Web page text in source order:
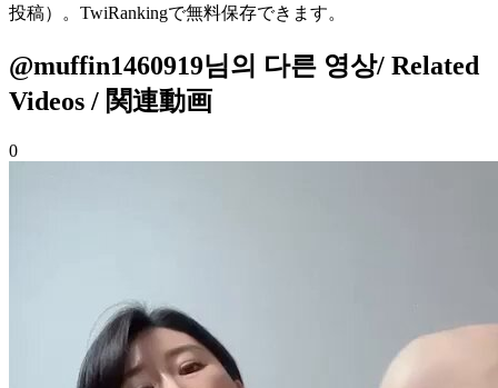
投稿）
。TwiRankingで無料保存できます。
@muffin1460919님의 다른 영상/ Related
Videos / 関連動画
0